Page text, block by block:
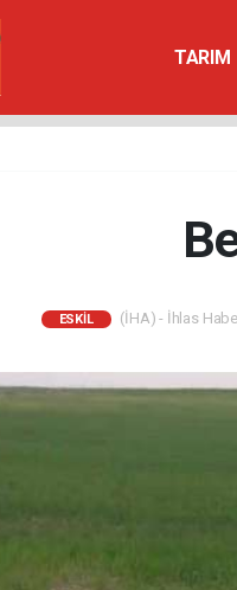
TARIM
ESKİL (İHA) - İhlas